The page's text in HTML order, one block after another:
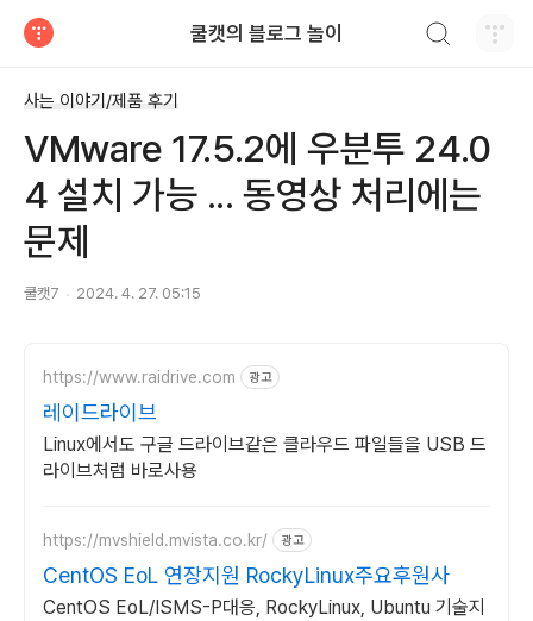
쿨캣의 블로그 놀이
사는 이야기/제품 후기
VMware 17.5.2에 우분투 24.0
4 설치 가능 ... 동영상 처리에는
문제
쿨캣7 2024. 4. 27. 05:15
https://www.raidrive.com 광고
레이드라이브
Linux에서도 구글 드라이브같은 클라우드 파일들을 USB 드
라이브처럼 바로사용
https://mvshield.mvista.co.kr/ 광고
CentOS EoL 연장지원 RockyLinux주요후원사
CentOS EoL/ISMS-P대응, RockyLinux, Ubuntu 기술지